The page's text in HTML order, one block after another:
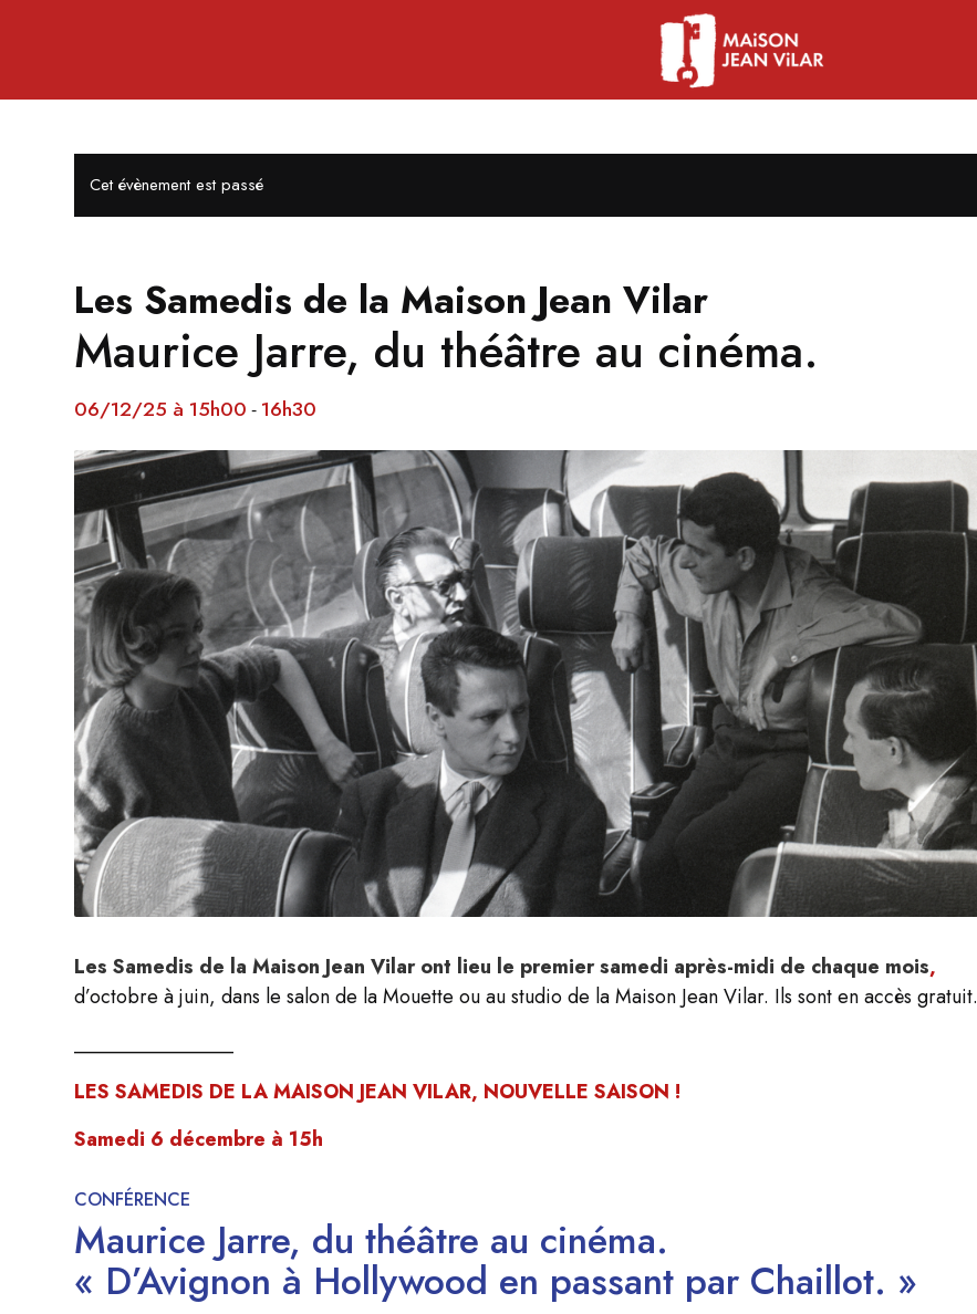
Cet évènement est passé
Les Samedis de la Maison Jean Vilar
Maurice Jarre, du théâtre au cinéma.
06/12/25 à 15h00 - 16h30
Les Samedis de la Maison Jean Vilar ont lieu le premier samedi après-midi de chaque mois,
d’octobre à juin, dans le salon de la Mouette ou au studio de la Maison Jean Vilar. Ils sont en accès gratuit.
________________
LES SAMEDIS DE LA MAISON JEAN VILAR, NOUVELLE SAISON !
Samedi 6 décembre à 15h
CONFÉRENCE
Maurice Jarre, du théâtre au cinéma.
« D’Avignon à Hollywood en passant par Chaillot. »